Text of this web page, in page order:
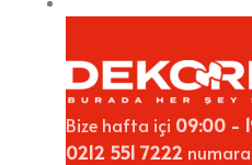
Bize hafta içi 09:00 -
0212 551 7222